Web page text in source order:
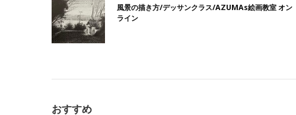
風景の描き方/デッサンクラス/AZUMAs絵画教室 オン
ライン
おすすめ